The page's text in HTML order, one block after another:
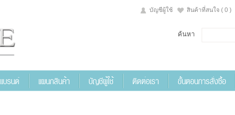
สินค้าที่สนใจ ( 0 )
บัญชีผู้ใช้
ค้นหา
แบรนด์ แผนกสินค้า บัญชีผู้ใช้ ติดต่อเรา ขั้นตอนการสั่งซื้อ